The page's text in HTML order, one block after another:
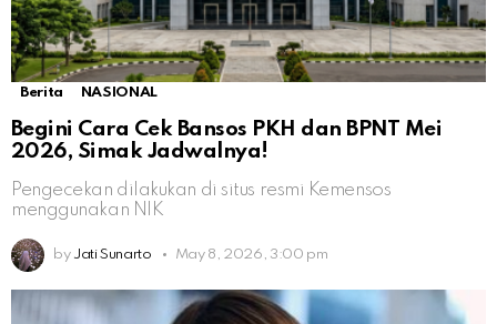
Berita NASIONAL
Begini Cara Cek Bansos PKH dan BPNT Mei
2026, Simak Jadwalnya!
Pengecekan dilakukan di situs resmi Kemensos
menggunakan NIK
by Jati Sunarto May 8, 2026, 3:00 pm